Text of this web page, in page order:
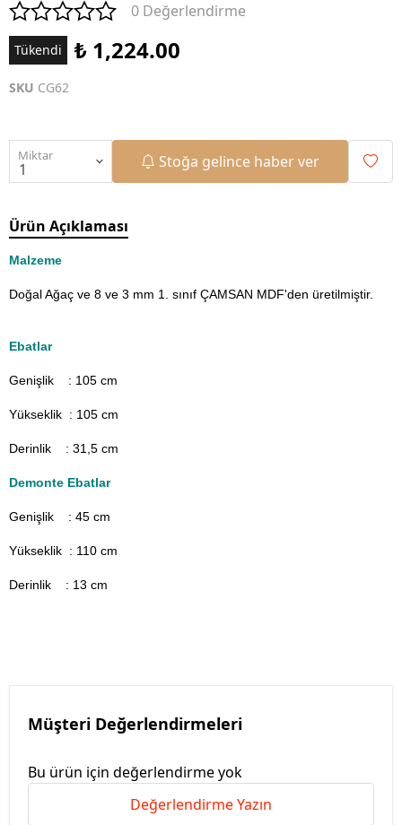
0 Değerlendirme
Tükendi ₺ 1,224.00
SKU CG62
Miktar Stoğa gelince haber ver
Ürün Açıklaması
Malzeme
Doğal Ağaç ve 8 ve 3 mm 1. sınıf ÇAMSAN MDF'den üretilmiştir.
Ebatlar
Genişlik : 105 cm
Yükseklik : 105 cm
Derinlik : 31,5 cm
Demonte Ebatlar
Genişlik : 45 cm
Yükseklik : 110 cm
Derinlik : 13 cm
Müşteri Değerlendirmeleri
Bu ürün için değerlendirme yok
Değerlendirme Yazın